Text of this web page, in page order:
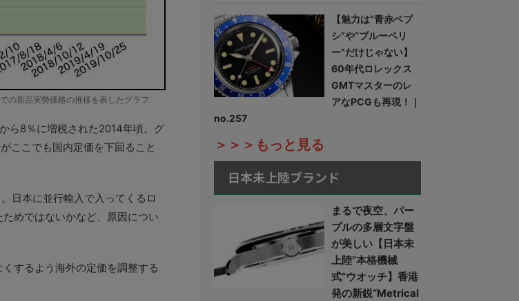
の新品実勢価格の推移を表したグラフ
ら8％に増税された2014年頃。グ
ここでも国内定価を下回ること
日本に並行輸入で入ってくるロ
めではないかなど、原因につい
するよう海外の定価を調整する
【魅力は“青赤ペプ
シ”や“ブルーベリ
ー”だけじゃない】
60年代ロレックス
GMTマスターのレ
アなPCGも再現！｜
no.257
＞＞＞もっと見る
日本未上陸ブランド
まるで夜空、パー
プルの多層文字盤
が美しい【日本未
上陸“本格機械
式”ウオッチ】香港
発の新鋭“Metrical